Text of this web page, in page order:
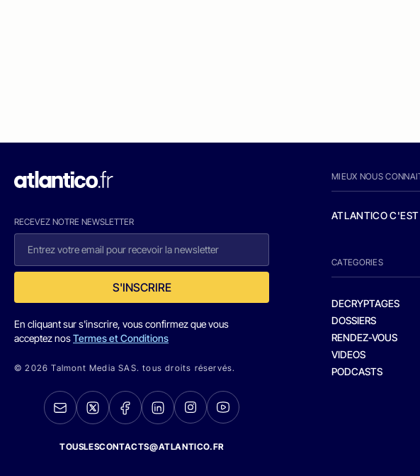
RECEVEZ NOTRE NEWSLETTER
S'INSCRIRE
En cliquant sur s'inscrire, vous confirmez que vous
acceptez nosTermes et Conditions
© 2026 Talmont Media SAS. tous droits réservés.
TOUSLESCONTACTS@ATLANTICO.FR
MIEUX NOUS
ATLANTICO
CATEGORIES
DECRYPTAGES
DOSSIERS
RENDEZ-VOUS
VIDEOS
PODCASTS